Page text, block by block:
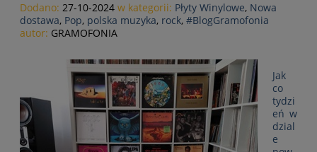
Dodano: 27-10-2024 w kategorii: Płyty Winylowe, Nowa
dostawa, Pop, polska muzyka, rock, #BlogGramofonia
autor: GRAMOFONIA
Jak
co
tydzi
eń w
dzial
e